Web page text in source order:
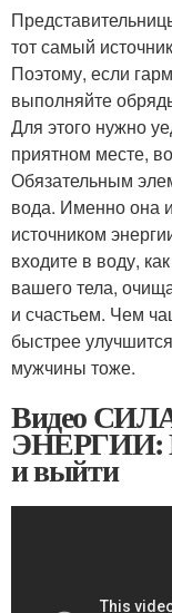
тот самый
Поэтому, если
выполняйте
Для этого нужно
приятном месте,
Обязательным
вода. Именно она
источником
входите в воду,
вашего тела,
и счастьем. Чем
быстрее
мужчины тоже.
Видео
ЭНЕРГИИ:
и выйти